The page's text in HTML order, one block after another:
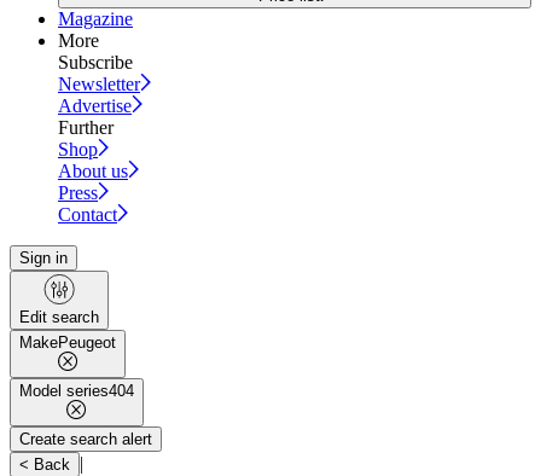
Magazine
More
Subscribe
Newsletter
Advertise
Further
Shop
About us
Press
Contact
Sign in
Edit search
MakePeugeot
Model series404
Create search alert
< Back |